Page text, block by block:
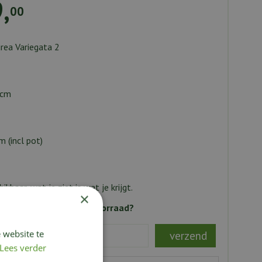
,00
Variegata 2
(incl pot)
wat je ziet is wat je krijgt.
blijven van nieuwe voorraad?
*
×
website te
Lees verder